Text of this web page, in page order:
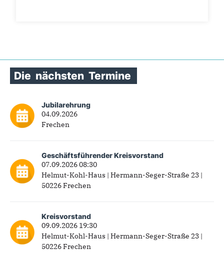
Die nächsten Termine
Jubilarehrung
04.09.2026
Frechen
Geschäftsführender Kreisvorstand
07.09.2026 08:30
Helmut-Kohl-Haus | Hermann-Seger-Straße 23 |
50226 Frechen
Kreisvorstand
09.09.2026 19:30
Helmut-Kohl-Haus | Hermann-Seger-Straße 23 |
50226 Frechen